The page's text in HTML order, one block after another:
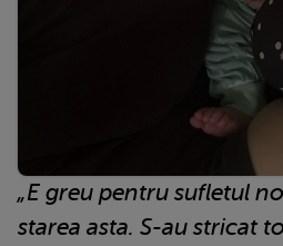
„E greu pentru sufletul
starea asta. S-au stricat